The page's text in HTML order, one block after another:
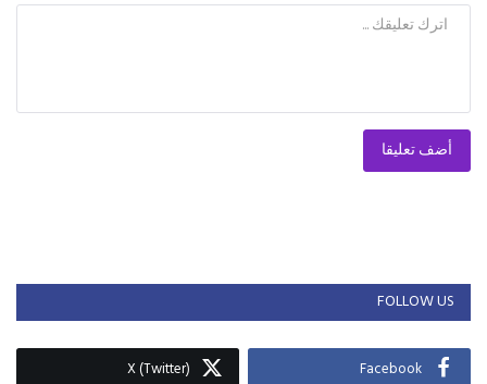
أضف تعليقا
FOLLOW US
Facebook
X (Twitter)